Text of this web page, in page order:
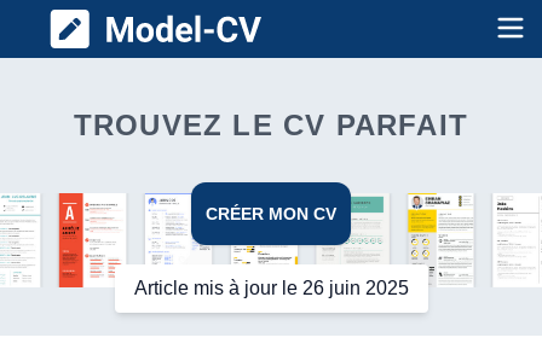
Model CV
TROUVEZ LE CV PARFAIT
CRÉER MON CV
Article mis à jour le 26 juin 2025